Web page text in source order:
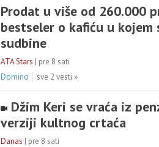
Prodat u više od 260.000
bestseler o kafiću u kojem
sudbine
ATA Stars | pre 8 sati
Domino
sve 2 vesti »
Džim Keri se vraća iz
verziji kultnog crtaća
Danas | pre 8 sati